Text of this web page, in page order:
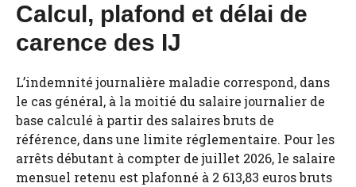
Calcul, plafond et délai de
carence des IJ
L’indemnité journalière maladie correspond, dans
le cas général, à la moitié du salaire journalier de
base calculé à partir des salaires bruts de
référence, dans une limite réglementaire. Pour les
arrêts débutant à compter de juillet 2026, le salaire
mensuel retenu est plafonné à 2 613,83 euros bruts